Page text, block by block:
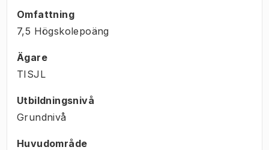
Omfattning
7,5 Högskolepoäng
Ägare
TISJL
Utbildningsnivå
Grundnivå
Huvudområde